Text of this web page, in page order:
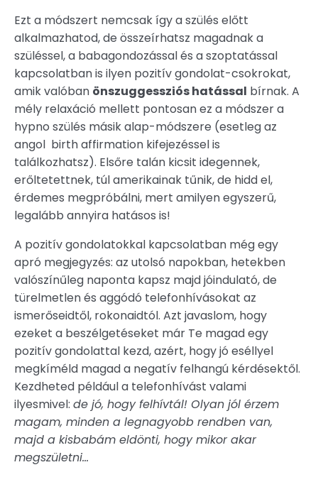
Ezt a módszert nemcsak így a szülés előtt
alkalmazhatod, de összeírhatsz magadnak a
szüléssel, a babagondozással és a szoptatással
kapcsolatban is ilyen pozitív gondolat-csokrokat,
amik valóban önszuggessziós hatással bírnak. A
mély relaxáció mellett pontosan ez a módszer a
hypno szülés másik alap-módszere (esetleg az
angol birth affirmation kifejezéssel is
találkozhatsz). Elsőre talán kicsit idegennek,
erőltetettnek, túl amerikainak tűnik, de hidd el,
érdemes megpróbálni, mert amilyen egyszerű,
legalább annyira hatásos is!
A pozitív gondolatokkal kapcsolatban még egy
apró megjegyzés: az utolsó napokban, hetekben
valószínűleg naponta kapsz majd jóindulató, de
türelmetlen és aggódó telefonhívásokat az
ismerőseidtől, rokonaidtól. Azt javaslom, hogy
ezeket a beszélgetéseket már Te magad egy
pozitív gondolattal kezd, azért, hogy jó eséllyel
megkíméld magad a negatív felhangú kérdésektől.
Kezdheted például a telefonhívást valami
ilyesmivel: de jó, hogy felhívtál! Olyan jól érzem
magam, minden a legnagyobb rendben van,
majd a kisbabám eldönti, hogy mikor akar
megszületni…